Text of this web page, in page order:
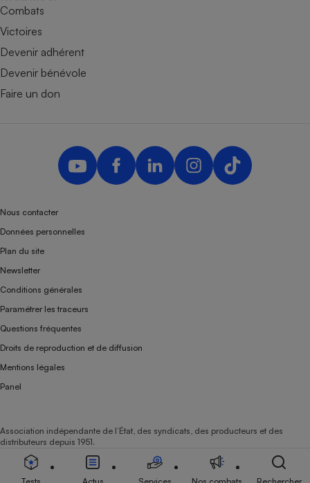
Combats
Victoires
Devenir adhérent
Devenir bénévole
Faire un don
Nous contacter
Données personnelles
Plan du site
Newsletter
Conditions générales
Paramétrer les traceurs
Questions fréquentes
Droits de reproduction et de diffusion
Mentions légales
Panel
Association indépendante de l’État, des syndicats, des producteurs et des
distributeurs depuis 1951.